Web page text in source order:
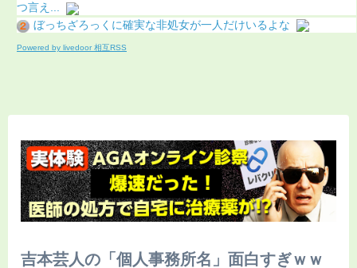
つ言え...
ぼっちざろっくに確実な非処女が一人だけいるよな
Powered by livedoor 相互RSS
吉本芸人の「個人事務所名」面白すぎｗｗ